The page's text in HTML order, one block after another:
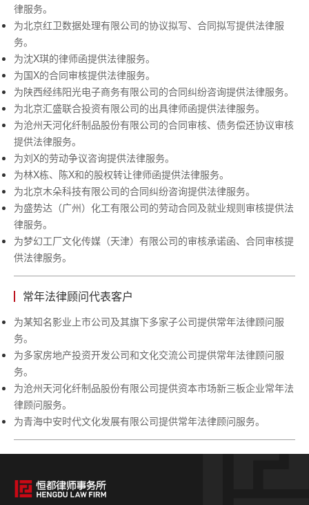
律服务。
为北京红卫数据处理有限公司的协议拟写、合同拟写提供法律服
务。
为沈X琪的律师函提供法律服务。
为国X的合同审核提供法律服务。
为陕西经纬阳光电子商务有限公司的合同纠纷咨询提供法律服务。
为北京汇盛联合投资有限公司的出具律师函提供法律服务。
为沧州天河化纤制品股份有限公司的合同审核、债务偿还协议审核
提供法律服务。
为刘X的劳动争议咨询提供法律服务。
为林X栋、陈X和的股权转让律师函提供法律服务。
为北京木朵科技有限公司的合同纠纷咨询提供法律服务。
为盛势达（广州）化工有限公司的劳动合同及就业规则审核提供法
律服务。
为梦幻工厂文化传媒（天津）有限公司的审核承诺函、合同审核提
供法律服务。
常年法律顾问代表客户
为某知名影业上市公司及其旗下多家子公司提供常年法律顾问服
务。
为多家房地产投资开发公司和文化交流公司提供常年法律顾问服
务。
为沧州天河化纤制品股份有限公司提供资本市场新三板企业常年法
律顾问服务。
为青海中安时代文化发展有限公司提供常年法律顾问服务。